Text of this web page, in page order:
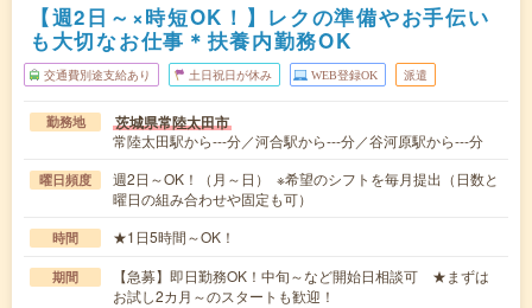
【週2日～×時短OK！】レクの準備やお手伝い
も大切なお仕事＊扶養内勤務OK
交通費別途支給あり 土日祝日が休み WEB登録OK 派遣
勤務地 茨城県常陸太田市
常陸太田駅から---分／河合駅から---分／谷河原駅から---分
曜日頻度
週2日～OK！（月～日） ※希望のシフトを毎月提出（日数と
曜日の組み合わせや固定も可）
時間 ★1日5時間～OK！
期間
【急募】即日勤務OK！中旬～など開始日相談可 ★まずは
お試し2カ月～のスタートも歓迎！